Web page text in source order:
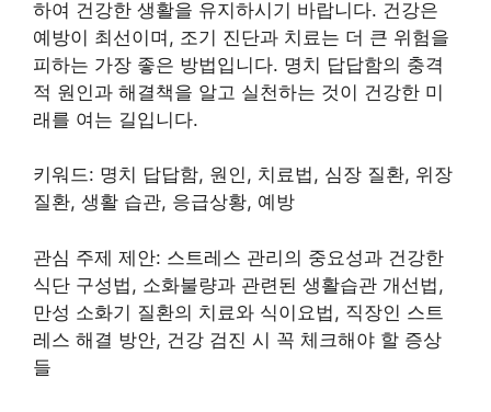
하여 건강한 생활을 유지하시기 바랍니다. 건강은
예방이 최선이며, 조기 진단과 치료는 더 큰 위험을
피하는 가장 좋은 방법입니다. 명치 답답함의 충격
적 원인과 해결책을 알고 실천하는 것이 건강한 미
래를 여는 길입니다.
키워드: 명치 답답함, 원인, 치료법, 심장 질환, 위장
질환, 생활 습관, 응급상황, 예방
관심 주제 제안: 스트레스 관리의 중요성과 건강한
식단 구성법, 소화불량과 관련된 생활습관 개선법,
만성 소화기 질환의 치료와 식이요법, 직장인 스트
레스 해결 방안, 건강 검진 시 꼭 체크해야 할 증상
들